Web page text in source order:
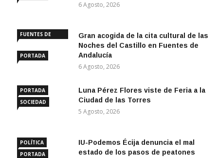
6 Agosto, 2026
FUENTES DE
PORTADA
Gran acogida de la cita cultural de las
Noches del Castillo en Fuentes de
Andalucía
6 Agosto, 2026
PORTADA
SOCIEDAD
Luna Pérez Flores viste de Feria a la
Ciudad de las Torres
5 Agosto, 2026
POLÍTICA
PORTADA
IU-Podemos Écija denuncia el mal
estado de los pasos de peatones